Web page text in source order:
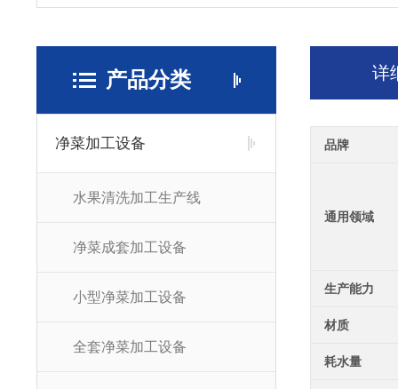
产品分类
净菜加工设备
水果清洗加工生产线
净菜成套加工设备
小型净菜加工设备
全套净菜加工设备
详
品牌
通用领域
生产能力
材质
耗水量